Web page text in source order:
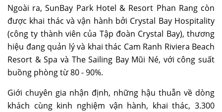
Ngoài ra, SunBay Park Hotel & Resort Phan Rang còn
được khai thác và vận hành bởi Crystal Bay Hospitality
(công ty thành viên của Tập đoàn Crystal Bay), thương
hiệu đang quản lý và khai thác Cam Ranh Riviera Beach
Resort & Spa và The Sailing Bay Mũi Né, với công suất
buồng phòng từ 80 - 90%.
Giới chuyên gia nhận định, những hậu thuẫn về dòng
khách cùng kinh nghiệm vận hành, khai thác, 3.300